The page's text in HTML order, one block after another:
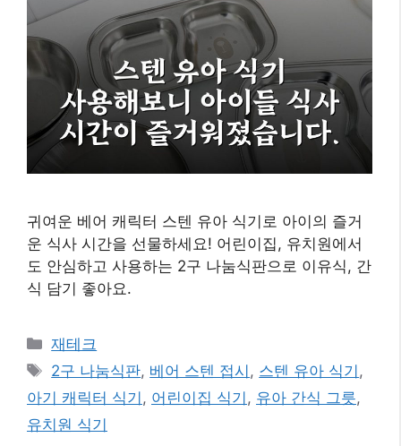
귀여운 베어 캐릭터 스텐 유아 식기로 아이의 즐거
운 식사 시간을 선물하세요! 어린이집, 유치원에서
도 안심하고 사용하는 2구 나눔식판으로 이유식, 간
식 담기 좋아요.
카
테
리
재테크
태
그
2구 나눔식판, 베어 스텐 접시 , 스텐 유아 식기 ,
아기 캐릭터 식기 , 어린이집 식기 , 유아 간식 그릇,
유치원 식기